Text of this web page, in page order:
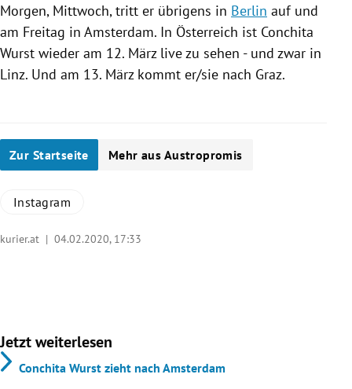
Morgen, Mittwoch, tritt er übrigens in Berlin auf und
am Freitag in Amsterdam. In Österreich ist Conchita
Wurst wieder am 12. März live zu sehen - und zwar in
Linz. Und am 13. März kommt er/sie nach Graz.
Zur Startseite Mehr aus Austropromis
Instagram
kurier.at | 04.02.2020, 17:33
Jetzt weiterlesen
Conchita Wurst zieht nach Amsterdam